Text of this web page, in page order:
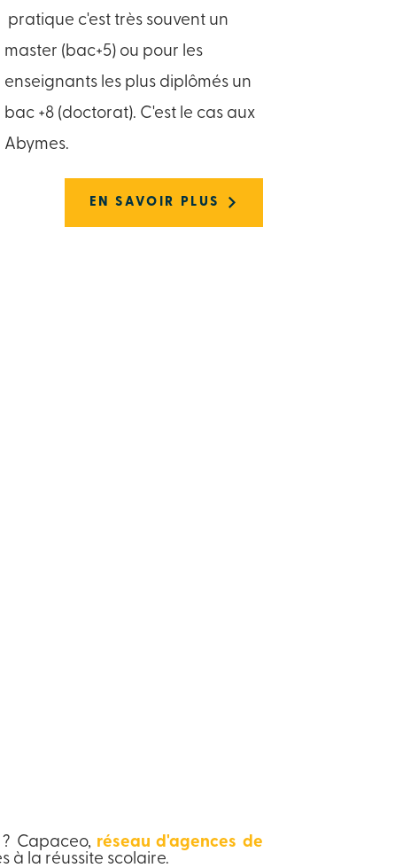
pratique c'est très souvent un
master (bac+5) ou pour les
enseignants les plus diplômés un
bac +8 (doctorat). C'est le cas aux
Abymes.
EN SAVOIR PLUS
Capaceo, réseau d'agences de
à la réussite scolaire.